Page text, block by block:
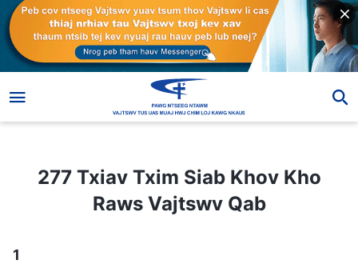
277 Txiav Txim Siab Khov Kho Raws Vajtswv Qab
277 Txiav Txim Siab Khov Kho
Raws Vajtswv Qab
1